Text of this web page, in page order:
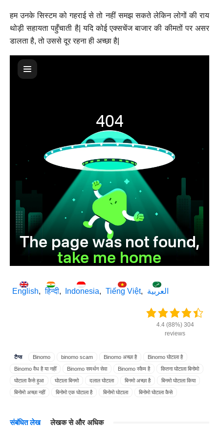
हम उनके सिस्टम को गहराई से तो नहीं समझ सकते लेकिन लोगों की राय
थोड़ी सहायता पहुँचाती है| यदि कोई एक्सचेंज बाजार की कीमतों पर असर
डालता है, तो उससे दूर रहना ही अच्छा है|
English हिन्दी Indonesia Tiếng Việt العربية
4.4 (88%) 304
reviews
टैग्स Binomo binomo scam Binomo अच्छा है
Binomo घोटाला है
Binomo वैध है या नहीं
Binomo समर्थन सेवा Binomo स्कैम है
कितना घोटाला बिनोमो
घोटाला कैसे हुआ
घोटाला बिनमो दलाल घोटाला बिनमो अच्छा है
बिनमो घोटाला किया
बिनोमो अच्छा नहीं
बिनोमो एक घोटाला है बिनोमो घोटाला
बिनोमो घोटाला कैसे
संबंधित लेख लेखक से और अधिक